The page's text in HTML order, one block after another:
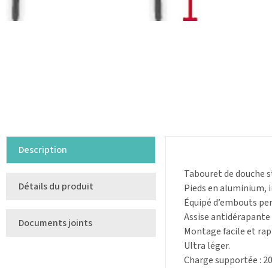
Description
Détails du produit
Documents joints
Tabouret de douche
Pieds en aluminium,
Équipé d’embouts
Assise
Montage facile et
Ultra léger.
Charge supportée :